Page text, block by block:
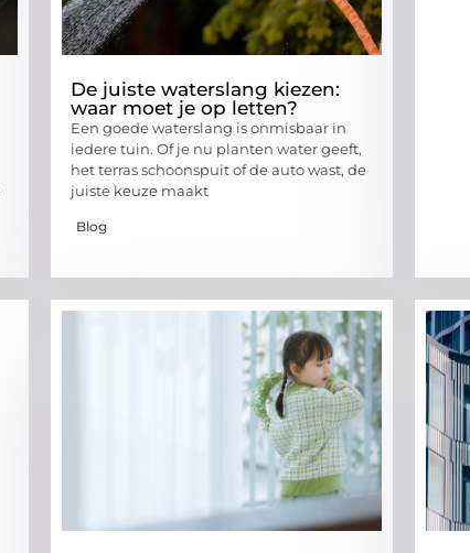
De juiste waterslang kiezen:
waar moet je op letten?
Een goede waterslang is onmisbaar in
iedere tuin. Of je nu planten water geeft,
het terras schoonspuit of de auto wast, de
juiste keuze maakt
Blog